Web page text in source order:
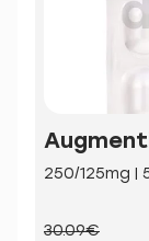
250/125mg |
30.09€